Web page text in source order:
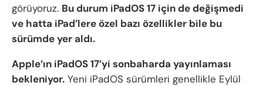
görüyoruz. Bu durum iPadOS 17 için de değişmedi
ve hatta iPad’lere özel bazı özellikler bile bu
sürümde yer aldı.
Apple’ın iPadOS 17’yi sonbaharda yayınlaması
bekleniyor. Yeni iPadOS sürümleri genellikle Eylül